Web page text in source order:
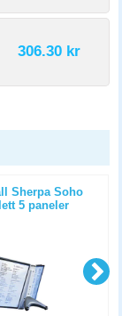
306.30 kr
Sherpa Soho
5 paneler